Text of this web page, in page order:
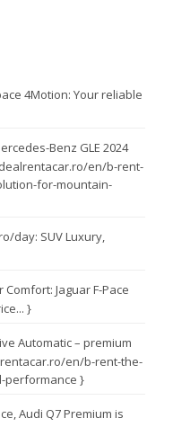
4Motion: Your reliable
Benz GLE 2024
en/b-rent-
for-mountain-
day: SUV Luxury,
Jaguar F-Pace
}
Automatic – premium
en/b-rent-the-
performance }
Audi Q7 Premium is